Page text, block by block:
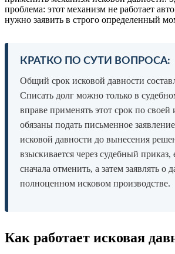
проблема: этот механизм не работает
нужно заявить в строго определенный
КРАТКО ПО СУТИ ВОПРОСА:
Общий срок исковой давности
Списать долг можно только в
вправе применять этот срок по
обязаны подать письменное
исковой давности до вынесения
взыскивается через судебный приказ,
сначала отменить, а затем заявлять о
полноценном исковом производстве.
Как работает исковая